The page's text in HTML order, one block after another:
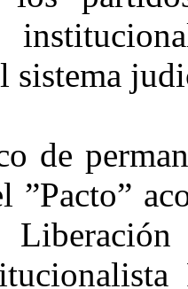
sistema
de
”Pacto”